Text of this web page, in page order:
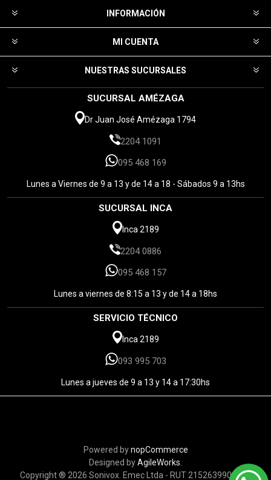
INFORMACIÓN
MI CUENTA
NUESTRAS SUCURSALES
SUCURSAL AMÉZAGA
Dr Juan José Amézaga 1794
2204 1091
095 468 169
Lunes a Viernes de 9 a 13 y de 14 a 18 - Sábados 9 a 13hs
SUCURSAL INCA
Inca 2189
2204 0886
095 468 157
Lunes a viernes de 8:15 a 13 y de 14 a 18hs
SERVICIO TÉCNICO
Inca 2189
093 995 703
Lunes a jueves de 9 a 13 y 14 a 17:30hs
Powered bynopCommerce
Designed byAgileWorks.
Copyright ® 2026 Sonivox. Emec Ltda - RUT 215263990010 -